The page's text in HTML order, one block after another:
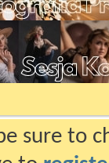
sure to